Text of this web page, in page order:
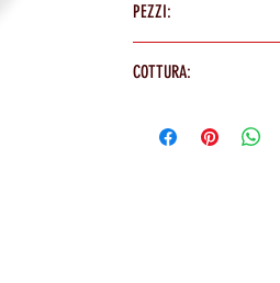
PEZZI:
COTTURA: